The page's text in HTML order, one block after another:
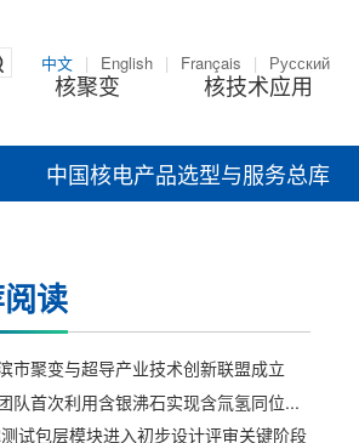
中文 English Français Русский
核聚变 核技术应用
中国核电产品选型与服务总库
读
市聚变与超导产业技术创新联盟成立
德国团队首次利用含银沸石实现含氚氢同位素混合物分离
试包层模块进入初步设计评审关键阶段